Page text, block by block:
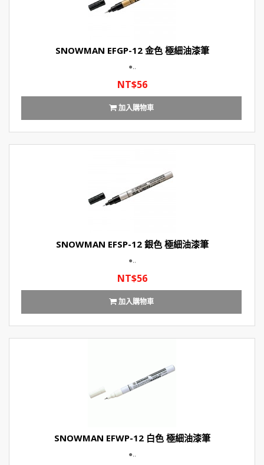
SNOWMAN EFGP-12 金色 極細油漆筆
●..
NT$56
加入購物車
SNOWMAN EFSP-12 銀色 極細油漆筆
●..
NT$56
加入購物車
SNOWMAN EFWP-12 白色 極細油漆筆
●..